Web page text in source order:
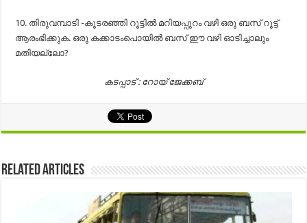
10. തിരുവമ്പാടി -കൂടരഞ്ഞി റൂട്ടിൽ മറിയപ്പുറം വഴി ഒരു ബസ് റൂട്ട്
ആരംഭിക്കുക. ഒരു കക്കാടംപൊയിൽ ബസ് ഈ വഴി ഓടിച്ചാലും
മതിയല്ലോ?
കടപ്പാട് : റോയ് ജേക്കബ്‌
Related Articles